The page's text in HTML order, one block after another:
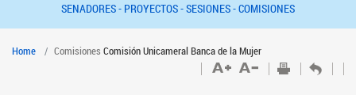
SENADORES - PROYECTOS -SESIONES -COMISIONES
Home Comisiones Comisión Unicameral Banca de la Mujer